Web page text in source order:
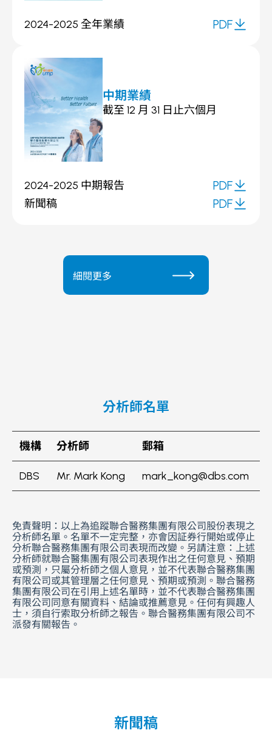
2024-2025 全年業績
PDF
中期業績
截至 12 月 31 日止六個月
2024-2025 中期報告
PDF
PDF
新聞稿
PDF
細閱更多
分析師名單
機構 分析師 郵箱
DBS Mr. Mark Kong mark_kong@dbs.com
免責聲明：以上為追蹤聯合醫務集團有限公司股份表現之
分析師名單。名單不一定完整，亦會因証券行開始或停止
分析聯合醫務集團有限公司表現而改變。另請注意：上述
分析師就聯合醫集團有限公司表現作出之任何意見、預期
或預測，只屬分析師之個人意見，並不代表聯合醫務集團
有限公司或其管理層之任何意見、預期或預測。聯合醫務
集團有限公司在引用上述名單時，並不代表聯合醫務集團
有限公司同意有關資料、結論或推薦意見。任何有興趣人
士，須自行索取分析師之報告。聯合醫務集團有限公司不
派發有關報告。
新聞稿